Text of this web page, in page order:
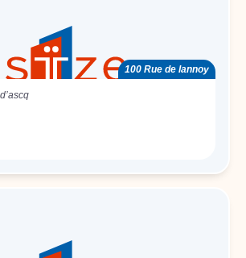
100 Rue de lannoy